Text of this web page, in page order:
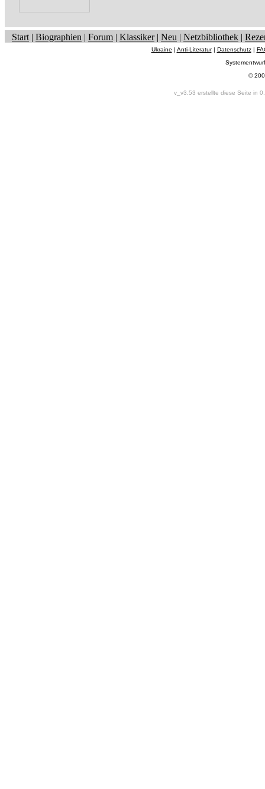
Start | Biographien | Forum | Klassiker| Neu | Netzbibliothek |
Ukraine | Anti-Literatur| Datenschutz|
©
v_v3.53 erstellte diese Seite in